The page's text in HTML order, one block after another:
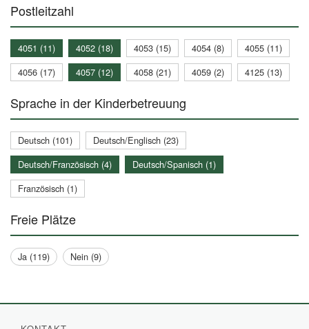
Postleitzahl
4051 (11) 4052 (18) 4053 (15) 4054 (8)
4055 (11)
4056 (17)
4057 (12) 4058 (21) 4059 (2) 4125 (13)
Sprache in der Kinderbetreuung
Deutsch (101)
Deutsch/Englisch (23)
Deutsch/Französisch (4)
Deutsch/Spanisch (1)
Französisch (1)
Freie Plätze
Ja (119) Nein (9)